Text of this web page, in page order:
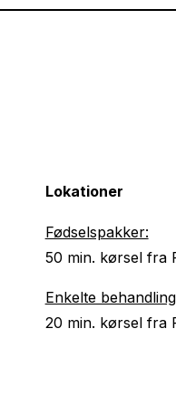
Lokationer
Fødselspakker:
50 min. kørsel fra
Enkelte
20 min. kørsel fra